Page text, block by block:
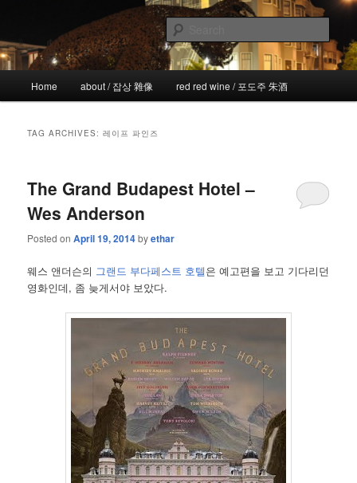
primary
content
secondary
content!wicked
the more I see the less I know
Home about / 잡상 雜像 red red wine / 포도주 朱酒
TAG ARCHIVES:레이프 파인즈
The Grand Budapest Hotel –
Wes Anderson
Posted onApril 19, 2014byethar
웨스 앤더슨의 그랜드 부다페스트 호텔은 예고편을 보고 기다리던
영화인데, 좀 늦게서야 보았다.